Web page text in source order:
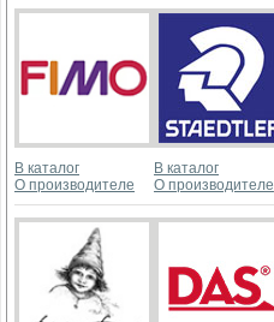
В каталог
О производителе
В каталог
О производителе